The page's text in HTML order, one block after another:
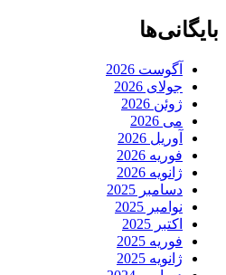
بایگانی‌ها
آگوست 2026
جولای 2026
ژوئن 2026
می 2026
آوریل 2026
فوریه 2026
ژانویه 2026
دسامبر 2025
نوامبر 2025
اکتبر 2025
فوریه 2025
ژانویه 2025